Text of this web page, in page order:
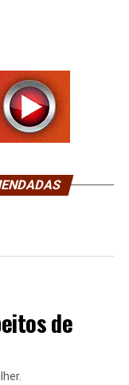
de